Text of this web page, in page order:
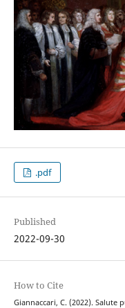
.pdf
Published
2022-09-30
How to Cite
Giannaccari, C. (2022).